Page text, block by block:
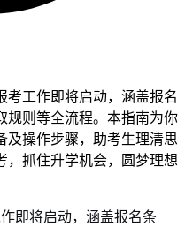
考工作即将启动，涵盖报名
规则等全流程。本指南为你
及操作步骤，助考生理清思
，抓住升学机会，圆梦理想
即将启动，涵盖报名条